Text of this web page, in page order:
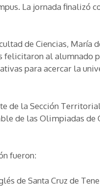
La jornada finalizó
de Ciencias, María
felicitaron al alumnado
para acercar la
de la Sección
de las Olimpiadas de
fueron:
de Santa Cruz de